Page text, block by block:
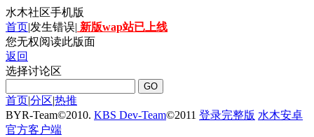
水木社区手机版
首页|发生错误| 新版wap站已上线
您无权阅读此版面
返回
选择讨论区
首页|分区|热推
BYR-Team©2010. KBS Dev-Team©2011 登录完整版 水木安卓
官方客户端